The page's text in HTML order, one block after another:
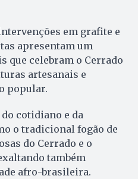
em grafite e
apresentam um
que celebram o Cerrado
artesanais e
popular.
cotidiano e da
o tradicional fogão de
do Cerrado e o
também
afro-brasileira.